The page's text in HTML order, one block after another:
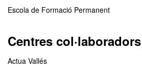
Escola de Formació Permanent
Centres col·laboradors
Actua Vallés